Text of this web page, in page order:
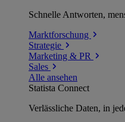
Schnelle Antworten,
Marktforschung
Strategie
Marketing & PR
Sales
Alle ansehen
Statista Connect
Verlässliche Daten, in